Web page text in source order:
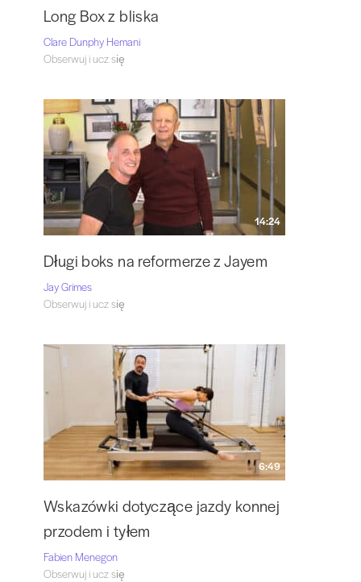
Long Box z bliska
Clare Dunphy Hemani
Obserwuj i ucz się
14:24
Długi boks na reformerze z Jayem
Jay Grimes
Obserwuj i ucz się
6:49
Wskazówki dotyczące jazdy konnej
przodem i tyłem
Fabien Menegon
Obserwuj i ucz się